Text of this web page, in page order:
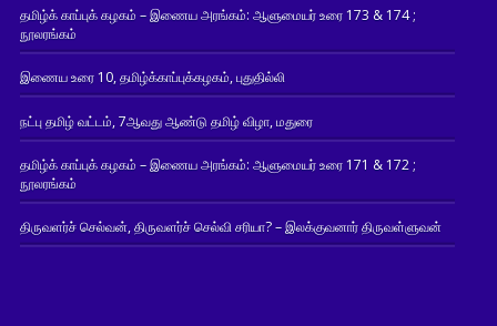
தமிழ்க் காப்புக் கழகம் – இணைய அரங்கம்: ஆளுமையர் உரை 173 & 174 ;
நூலரங்கம்
இணைய உரை 10, தமிழ்க்காப்புக்கழகம், புதுதில்லி
நட்பு தமிழ் வட்டம், 7ஆவது ஆண்டு தமிழ் விழா, மதுரை
தமிழ்க் காப்புக் கழகம் – இணைய அரங்கம்: ஆளுமையர் உரை 171 & 172 ;
நூலரங்கம்
திருவளர்ச் செல்வன், திருவளர்ச் செல்வி சரியா? – இலக்குவனார் திருவள்ளுவன்